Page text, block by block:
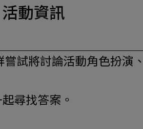
活動資訊
試將討論活動角色扮演
尋找答案。